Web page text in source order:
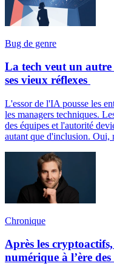
Bug de genre
La tech veut un autre
ses vieux réflexes
L'essor de l'IA pousse les
les managers techniques.
des équipes et l'autorité
autant que d'inclusion. Oui,
Chronique
Après les
numérique à l’ère